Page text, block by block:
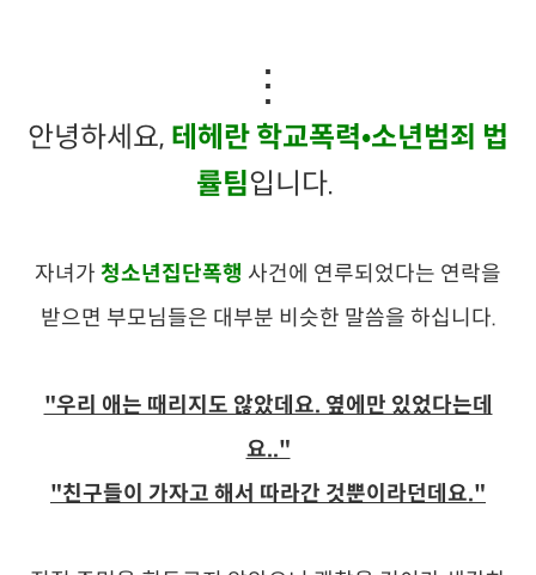
⋮
안녕하세요, 테헤란 학교폭력•소년범죄 법
률팀입니다.
자녀가 청소년집단폭행 사건에 연루되었다는 연락을
받으면 부모님들은 대부분 비슷한 말씀을 하십니다.
"우리 애는 때리지도 않았데요. 옆에만 있었다는데
요.."
"친구들이 가자고 해서 따라간 것뿐이라던데요."